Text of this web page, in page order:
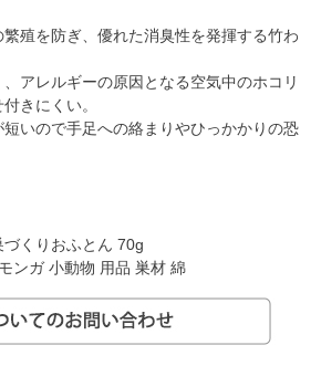
繁殖を防ぎ、優れた消臭性を発揮する竹わ
、アレルギーの原因となる空気中のホコリ
きにくい。
短いので手足への絡まりやひっかかりの恐
くりおふとん 70g
ンガ 小動物 用品 巣材 綿